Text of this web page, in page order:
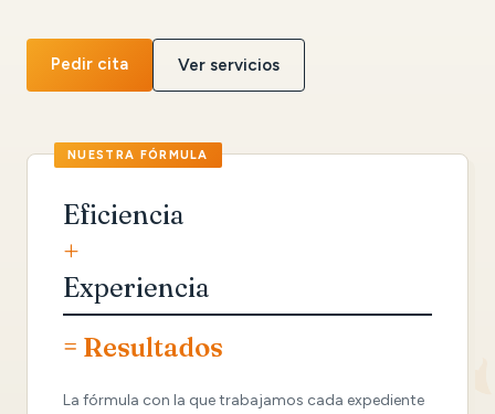
Pedir cita Ver servicios
Eficiencia
+
Experiencia
= Resultados
La fórmula con la que trabajamos cada expediente